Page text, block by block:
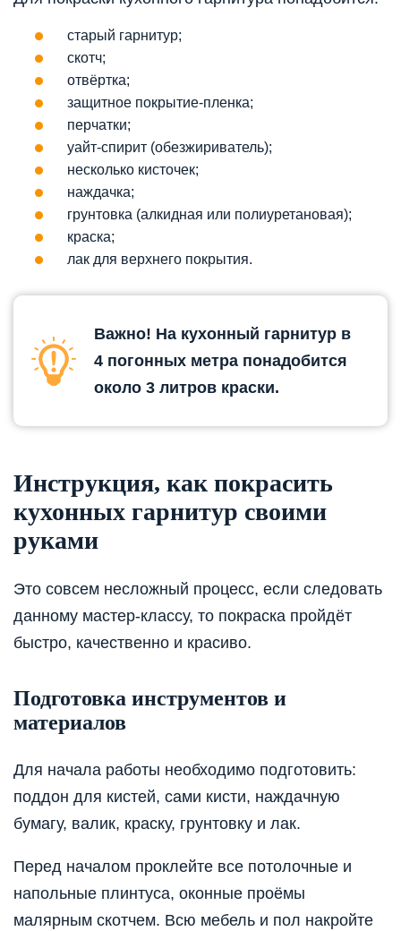
старый гарнитур;
скотч;
отвёртка;
защитное покрытие-пленка;
перчатки;
уайт-спирит (обезжириватель);
несколько кисточек;
наждачка;
грунтовка (алкидная или полиуретановая);
краска;
лак для верхнего покрытия.
Важно! На кухонный гарнитур в
4 погонных метра понадобится
около 3 литров краски.
Инструкция, как покрасить
кухонных гарнитур своими
руками
Это совсем несложный процесс, если следовать
данному мастер-классу, то покраска пройдёт
быстро, качественно и красиво.
Подготовка инструментов и
материалов
Для начала работы необходимо подготовить:
поддон для кистей, сами кисти, наждачную
бумагу, валик, краску, грунтовку и лак.
Перед началом проклейте все потолочные и
напольные плинтуса, оконные проёмы
малярным скотчем. Всю мебель и пол накройте